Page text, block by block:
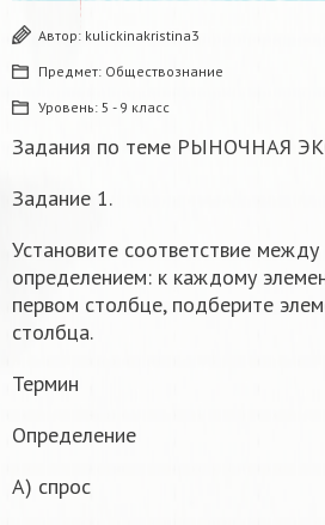
Автор: kulickinakristina3
Предмет: Обществознание
Уровень: 5 - 9 класс
Задания по теме РЫНОЧНАЯ
Задание 1.
Установите соответствие
определением: к каждому
первом столбце, подберите
столбца.
Термин
Определение
А) спрос